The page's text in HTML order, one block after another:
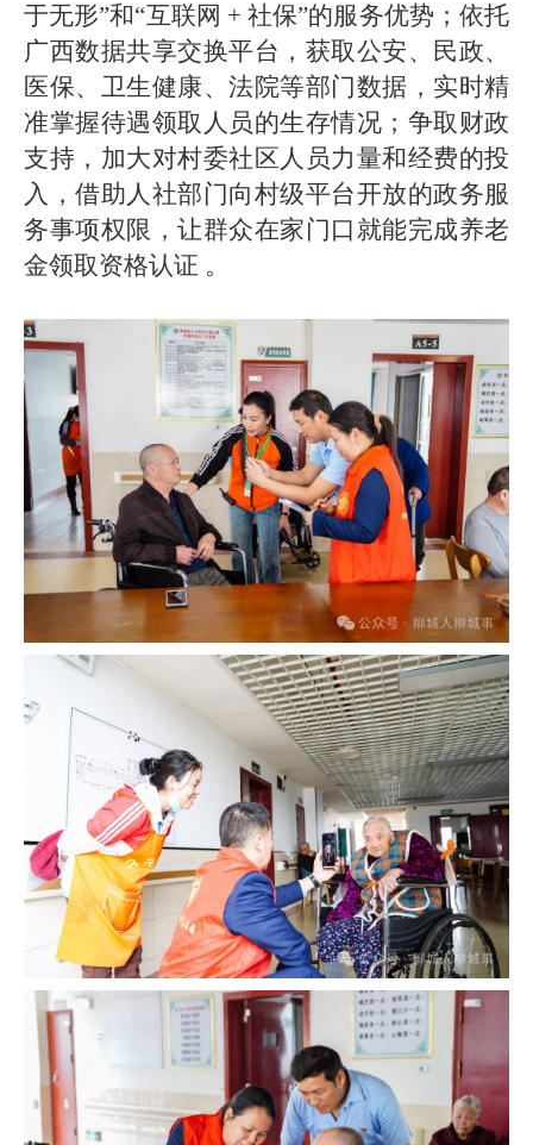
于无形”和“互联网 + 社保”的服务优势；依托
广西数据共享交换平台，获取公安、民政、
医保、卫生健康、法院等部门数据，实时精
准掌握待遇领取人员的生存情况；争取财政
支持，加大对村委社区人员力量和经费的投
入，借助人社部门向村级平台开放的政务服
务事项权限，让群众在家门口就能完成养老
金领取资格认证 。